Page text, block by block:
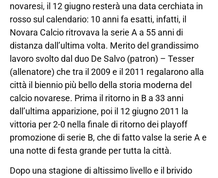
novaresi, il 12 giugno resterà una data cerchiata in
rosso sul calendario: 10 anni fa esatti, infatti, il
Novara Calcio ritrovava la serie A a 55 anni di
distanza dall’ultima volta. Merito del grandissimo
lavoro svolto dal duo De Salvo (patron) – Tesser
(allenatore) che tra il 2009 e il 2011 regalarono alla
città il biennio più bello della storia moderna del
calcio novarese. Prima il ritorno in B a 33 anni
dall’ultima apparizione, poi il 12 giugno 2011 la
vittoria per 2-0 nella finale di ritorno dei playoff
promozione di serie B, che di fatto valse la serie A e
una notte di festa grande per tutta la città.
Dopo una stagione di altissimo livello e il brivido